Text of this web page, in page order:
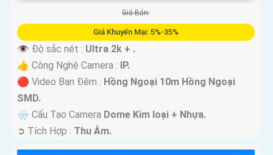
Giá Bán:
Giá Khuyến Mại: 5%-35%
👁 Độ sắc nét : Ultra 2k + .
👍 Công Nghệ Camera : IP.
🔴 Video Ban Đêm : Hồng Ngoại 10m Hồng Ngoại
SMD.
🌧️ Cấu Tạo Camera Dome Kim loại + Nhựa.
️➲ Tích Hợp : Thu Âm.